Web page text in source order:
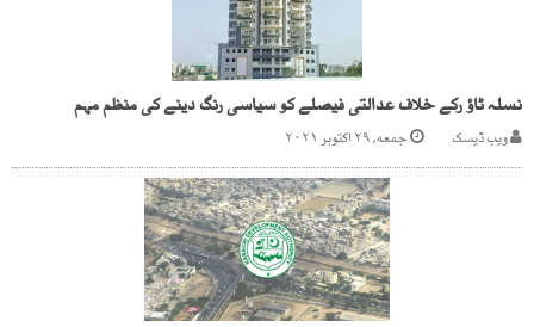
نسلہ ٹاؤ رکے خلاف عدالتی فیصلے کو سیاسی رنگ دینے کی منظم مہم
ویب ڈیسک جمعه, ۲۹ اکتوبر ۲۰۲۱